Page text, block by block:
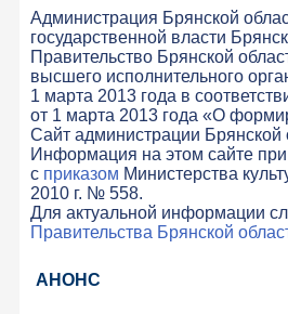
Администрация Брянской
государственной власти
Правительство Брянской
высшего исполнительного
1 марта 2013 года в
от 1 марта 2013 года «О
Cайт администрации Брянской
Информация на этом сайте
с приказом Министерства
2010 г. № 558.
Для актуальной информации
Правительства Брянской
АНОНС